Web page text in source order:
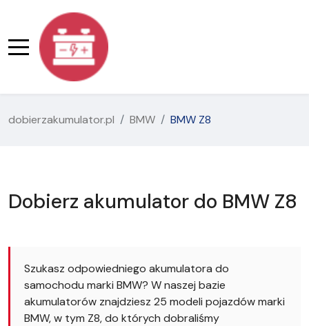
dobierzakumulator.pl BMW BMW Z8
Dobierz akumulator do BMW Z8
Szukasz odpowiedniego akumulatora do
samochodu marki BMW? W naszej bazie
akumulatorów znajdziesz 25 modeli pojazdów marki
BMW, w tym Z8, do których dobraliśmy